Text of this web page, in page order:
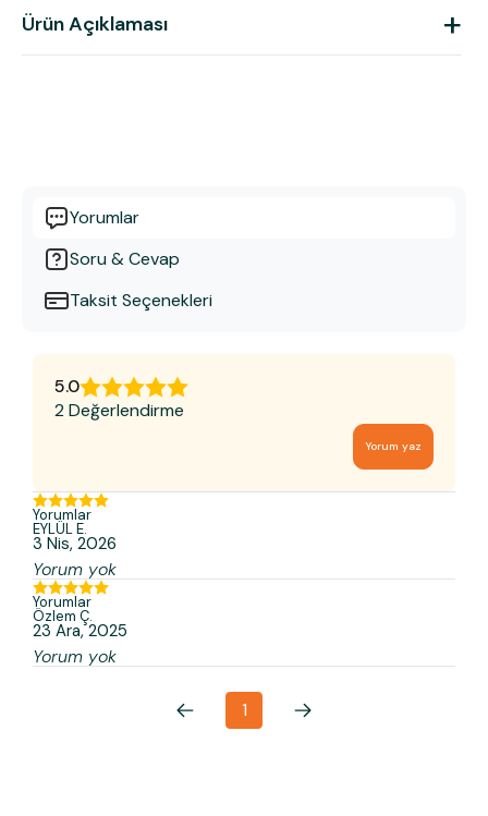
Ürün Açıklaması +
Yorumlar
Soru & Cevap
Taksit Seçenekleri
5.0
2 Değerlendirme
Yorum yaz
Yorumlar
EYLÜLE.
3 Nis, 2026
Yorum yok
Yorumlar
Özlem Ç.
23 Ara, 2025
Yorum yok
1